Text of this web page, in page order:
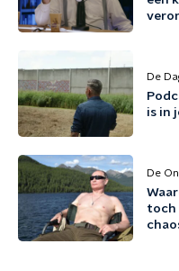
De
is in
De
toch